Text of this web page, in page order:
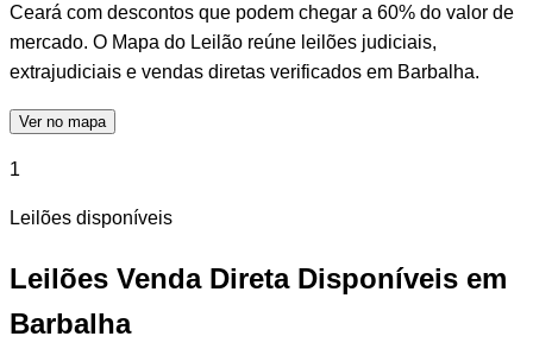
Ceará com descontos que podem chegar a 60% do valor de
mercado. O Mapa do Leilão reúne leilões judiciais,
extrajudiciais e vendas diretas verificados em Barbalha.
Ver no mapa
1
Leilões disponíveis
Leilões Venda Direta Disponíveis em
Barbalha